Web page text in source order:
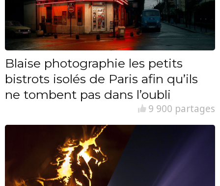
Blaise photographie les petits
bistrots isolés de Paris afin qu’ils
ne tombent pas dans l’oubli
9 900 partages